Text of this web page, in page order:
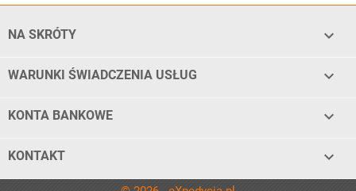
NA SKRÓTY 
WARUNKI ŚWIADCZENIA USŁUG 
KONTA BANKOWE keyboard_arrow_down
KONTAKT keyboard_arrow_down